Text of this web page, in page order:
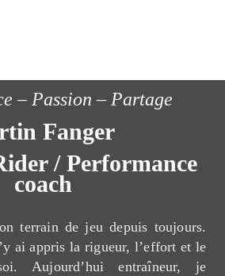
– Passion – Partage
Fanger
/ Performance
coach
terrain de jeu depuis toujours.
ai appris la rigueur, l’effort et le
Aujourd’hui entraîneur, je